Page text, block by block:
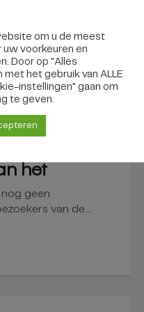
bus
het
geen
van de...
om u de meest
voorkeuren en
Door op "Alles
het gebruik van ALLE
instellingen" gaan om
te geven.